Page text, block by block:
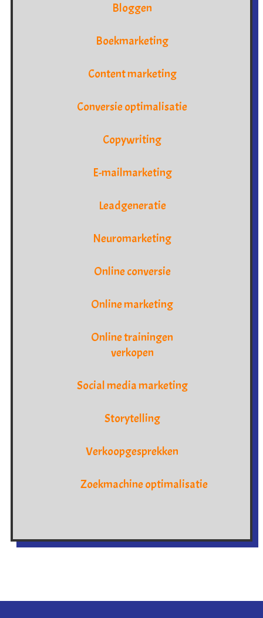
Bloggen
Boekmarketing
Content marketing
Conversie optimalisatie
Copywriting
E-mailmarketing
Leadgeneratie
Neuromarketing
Online conversie
Online marketing
Online trainingen
verkopen
Social media marketing
Storytelling
Verkoopgesprekken
Zoekmachine optimalisatie